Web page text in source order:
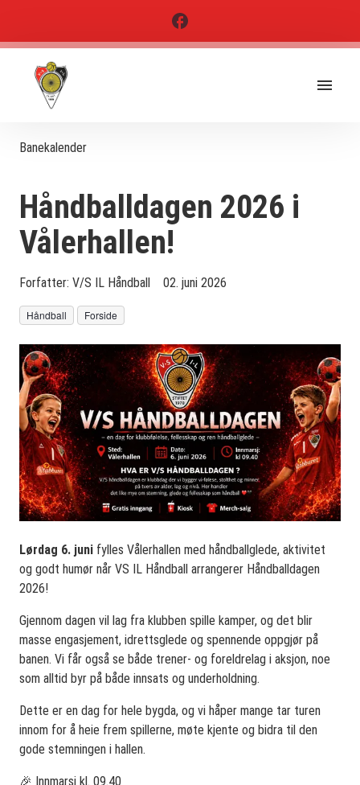
Banekalender
Håndballdagen 2026 i
Vålerhallen!
Forfatter: V/S IL Håndball 02. juni 2026
Håndball Forside
Lørdag 6. juni fylles Vålerhallen med håndballglede, aktivitet
og godt humør når VS IL Håndball arrangerer Håndballdagen
2026!
Gjennom dagen vil lag fra klubben spille kamper, og det blir
masse engasjement, idrettsglede og spennende oppgjør på
banen. Vi får også se både trener- og foreldrelag i aksjon, noe
som alltid byr på både innsats og underholdning.
Dette er en dag for hele bygda, og vi håper mange tar turen
innom for å heie frem spillerne, møte kjente og bidra til den
gode stemningen i hallen.
🎉 Innmarsj kl. 09.40